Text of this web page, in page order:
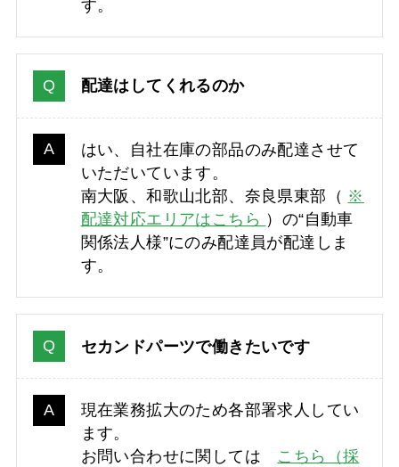
す。
配達はしてくれるのか
はい、自社在庫の部品のみ配達させて
いただいています。
南大阪、和歌山北部、奈良県東部（ ※
配達対応エリアはこちら ）の“自動車
関係法人様”にのみ配達員が配達しま
す。
セカンドパーツで働きたいです
現在業務拡大のため各部署求人してい
ます。
お問い合わせに関しては こちら（採